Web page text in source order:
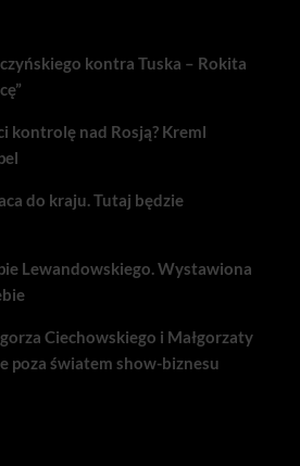
kontra Tuska – Rokita
kontrolę nad Rosją? Kreml
do kraju. Tutaj będzie
Lewandowskiego. Wystawiona
Ciechowskiego i Małgorzaty
poza światem show-biznesu